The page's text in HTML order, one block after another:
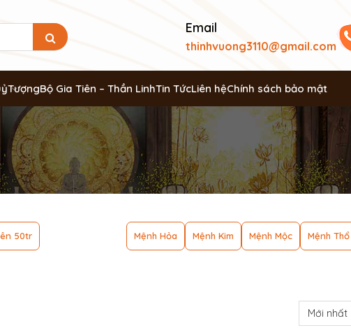
Email
thinhvuong3110@gmail.com
TượngBộ Gia Tiên – Thần LinhTin TứcLiên hệChính sách bảo mật
50tr Mệnh Hỏa Mệnh Kim Mệnh Mộc Mệnh Thổ